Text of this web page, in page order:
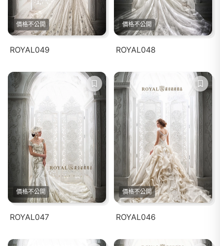
價格不公開
ROYAL049
價格不公開
ROYAL048
價格不公開
ROYAL047
價格不公開
ROYAL046